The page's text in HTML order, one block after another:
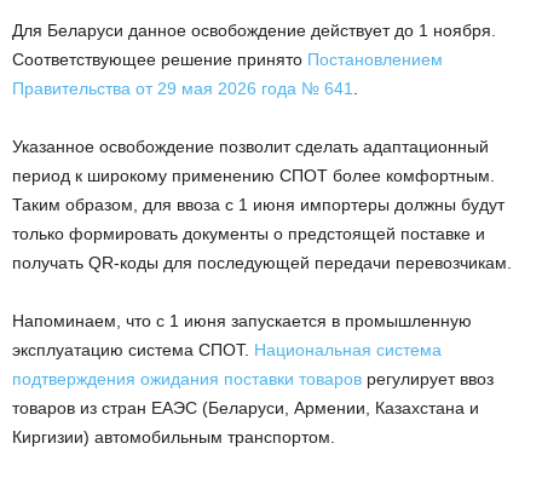
Для Беларуси данное освобождение действует до 1 ноября.
Соответствующее решение принято Постановлением
Правительства от 29 мая 2026 года № 641
Указанное освобождение позволит сделать адаптационный
период к широкому применению СПОТ более комфортным.
Таким образом, для ввоза с 1 июня импортеры должны будут
только формировать документы о предстоящей поставке и
получать QR-коды для последующей передачи перевозчикам.
Напоминаем, что с 1 июня запускается в промышленную
эксплуатацию система СПОТ. Национальная система
подтверждения ожидания поставки товаров регулирует ввоз
товаров из стран ЕАЭС (Беларуси, Армении, Казахстана и
Киргизии) автомобильным транспортом.